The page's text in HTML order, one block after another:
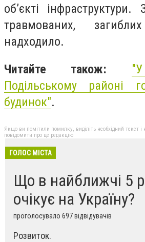
об’єкті інфраструктури.
травмованих,
надходило.
Читайте також: "
Подільському районі
будинок".
Якщо ви помітили помилку, виділіть необхідний текст і
повідомити про це редакцію
ГОЛОС МІСТА
Що в найближчі 5
очікує на Україну?
проголосувало 697 відвідувачів
Розвиток.